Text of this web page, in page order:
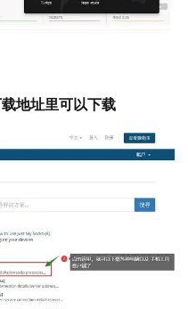
地址里可以下载